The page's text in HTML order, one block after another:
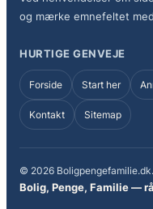
og mærke emnefeltet med
HURTIGE GENVEJE
Forside Start her
Kontakt Sitemap
© 2026
Bolig, Penge, Familie —